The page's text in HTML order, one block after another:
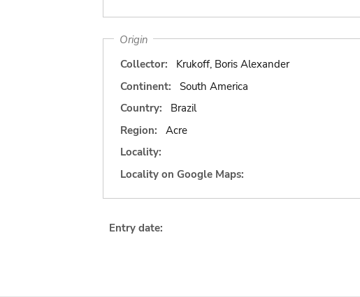
Origin
Collector:
Krukoff, Boris Alexander
Continent:
South America
Country:
Brazil
Region:
Acre
Locality:
Locality on Google Maps:
Entry date: